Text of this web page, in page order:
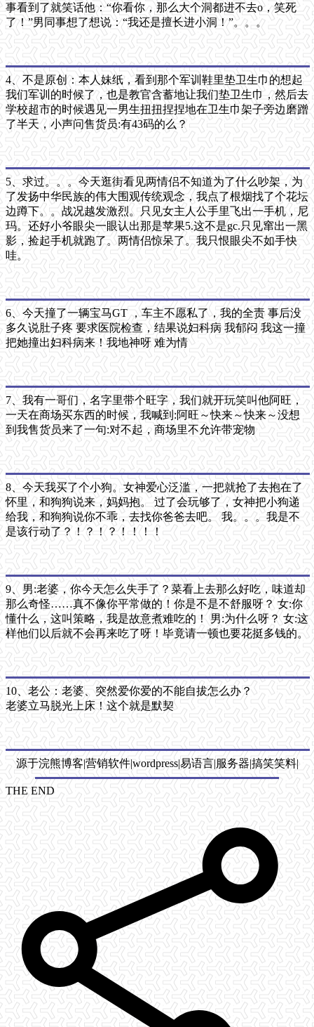
事看到了就笑话他：“你看你，那么大个洞都进不去o，笑死
了！”男同事想了想说：“我还是擅长进小洞！”。。。
4、不是原创：本人妹纸，看到那个军训鞋里垫卫生巾的想起
我们军训的时候了，也是教官含蓄地让我们垫卫生巾，然后去
学校超市的时候遇见一男生扭扭捏捏地在卫生巾架子旁边磨蹭
了半天，小声问售货员:有43码的么？
5、求过。。。今天逛街看见两情侣不知道为了什么吵架，为
了发扬中华民族的伟大围观传统观念，我点了根烟找了个花坛
边蹲下。。战况越发激烈。只见女主人公手里飞出一手机，尼
玛。还好小爷眼尖一眼认出那是苹果5.这不是gc.只见窜出一黑
影，捡起手机就跑了。两情侣惊呆了。我只恨眼尖不如手快
哇。
6、今天撞了一辆宝马GT ，车主不愿私了，我的全责 事后没
多久说肚子疼 要求医院检查，结果说妇科病 我郁闷 我这一撞
把她撞出妇科病来！我地神呀 难为情
7、我有一哥们，名字里带个旺字，我们就开玩笑叫他阿旺，
一天在商场买东西的时候，我喊到:阿旺～快来～快来～没想
到我售货员来了一句:对不起，商场里不允许带宠物
8、今天我买了个小狗。女神爱心泛滥，一把就抢了去抱在了
怀里，和狗狗说来，妈妈抱。 过了会玩够了，女神把小狗递
给我，和狗狗说你不乖，去找你爸爸去吧。 我。。。我是不
是该行动了？！？！？！！！！
9、男:老婆，你今天怎么失手了？菜看上去那么好吃，味道却
那么奇怪……真不像你平常做的！你是不是不舒服呀？ 女:你
懂什么，这叫策略，我是故意煮难吃的！ 男:为什么呀？ 女:这
样他们以后就不会再来吃了呀！毕竟请一顿也要花挺多钱的。
10、老公：老婆、突然爱你爱的不能自拔怎么办？
老婆立马脱光上床！这个就是默契
源于浣熊博客|营销软件|wordpress|易语言|服务器|搞笑笑料|
THE END